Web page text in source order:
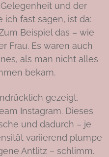
und der
ich fast sagen, ist da:
Beispiel das – wie
Frau. Es waren auch
als man nicht alles
bekam.
gezeigt,
Instagram. Dieses
und dadurch – je
variierend plumpe
Antlitz – schlimm.